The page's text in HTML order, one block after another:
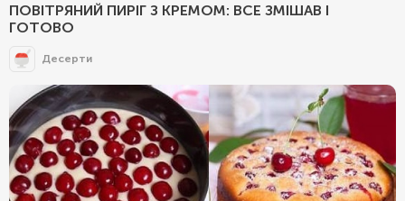
ПОВІТРЯНИЙ ПИРІГ З КРЕМОМ: ВСЕ ЗМІШАВ І
ГОТОВО
Десерти